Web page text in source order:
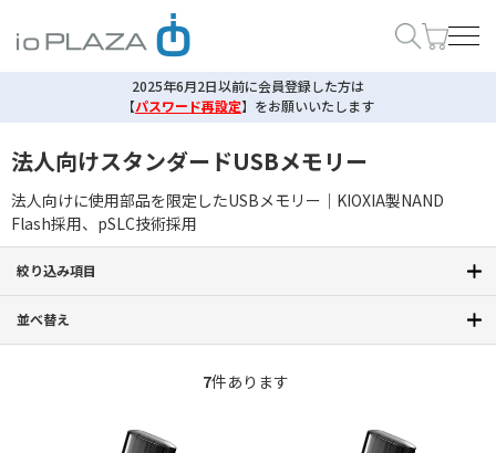
2025年6月2日以前に会員登録した方は
【パスワード再設定】 をお願いいたします
法人向けスタンダードUSBメモリー
法人向けに使用部品を限定したUSBメモリー｜KIOXIA製NAND
Flash採用、pSLC技術採用
絞り込み項目
並べ替え
7件あります